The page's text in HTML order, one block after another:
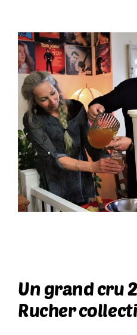
Un grand cru
Rucher